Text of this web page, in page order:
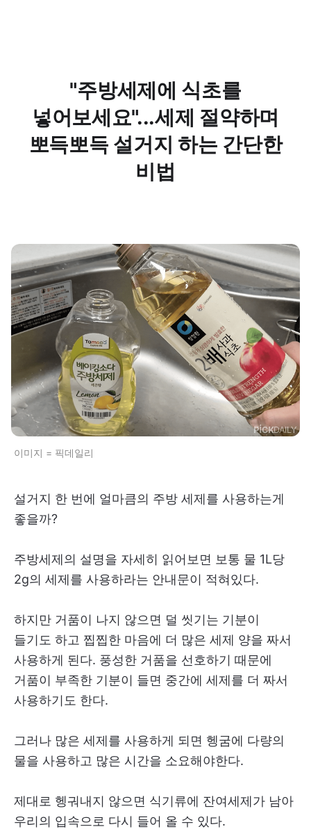
"주방세제에 식초를
넣어보세요"...세제 절약하며
뽀득뽀득 설거지 하는 간단한
비법
이미지 = 픽데일리
설거지 한 번에 얼마큼의 주방 세제를 사용하는게
좋을까?
주방세제의 설명을 자세히 읽어보면 보통 물 1L당
2g의 세제를 사용하라는 안내문이 적혀있다.
하지만 거품이 나지 않으면 덜 씻기는 기분이
들기도 하고 찝찝한 마음에 더 많은 세제 양을 짜서
사용하게 된다. 풍성한 거품을 선호하기 때문에
거품이 부족한 기분이 들면 중간에 세제를 더 짜서
사용하기도 한다.
그러나 많은 세제를 사용하게 되면 헹굼에 다량의
물을 사용하고 많은 시간을 소요해야한다.
제대로 헹궈내지 않으면 식기류에 잔여세제가 남아
우리의 입속으로 다시 들어 올 수 있다.